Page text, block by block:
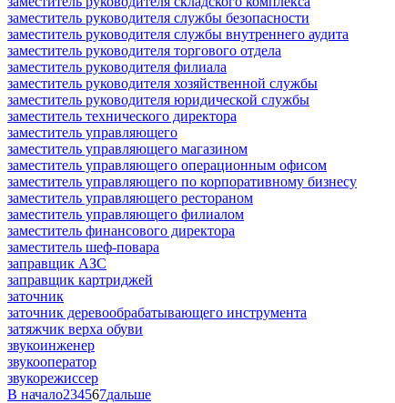
заместитель руководителя службы безопасности
заместитель руководителя службы внутреннего аудита
заместитель руководителя торгового отдела
заместитель руководителя филиала
заместитель руководителя хозяйственной службы
заместитель руководителя юридической службы
заместитель технического директора
заместитель управляющего
заместитель управляющего магазином
заместитель управляющего операционным офисом
заместитель управляющего по корпоративному бизнесу
заместитель управляющего рестораном
заместитель управляющего филиалом
заместитель финансового директора
заместитель шеф-повара
заправщик АЗС
заправщик картриджей
заточник
заточник деревообрабатывающего инструмента
затяжчик верха обуви
звукоинженер
звукооператор
звукорежиссер
В начало234567дальше